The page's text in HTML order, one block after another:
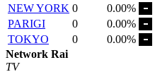
NEW YORK 0
0.00%
PARIGI
0
0.00%
TOKYO
0
0.00%
Network Rai
TV